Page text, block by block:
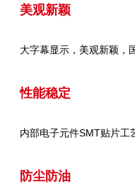
美观新颖
大字幕显示，美观新颖，
性能稳定
内部电子元件SMT贴片工
防尘防油